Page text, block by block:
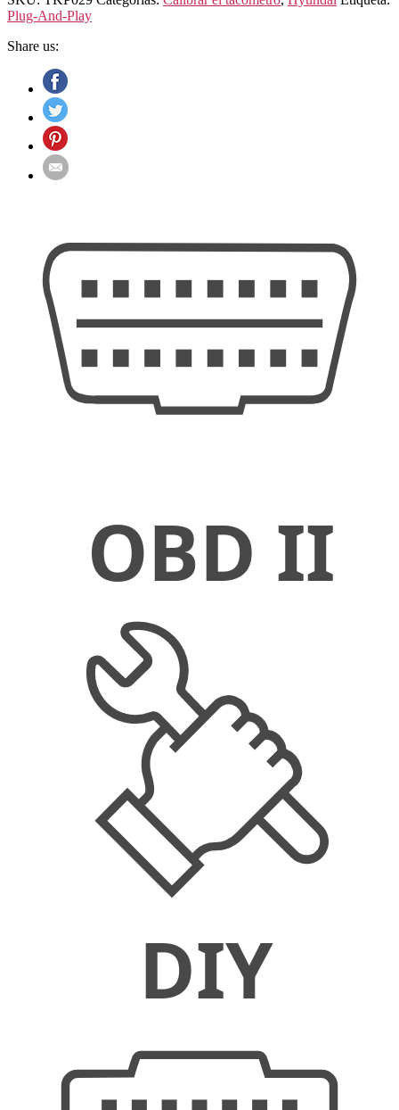
Plug-And-Play
Share us: